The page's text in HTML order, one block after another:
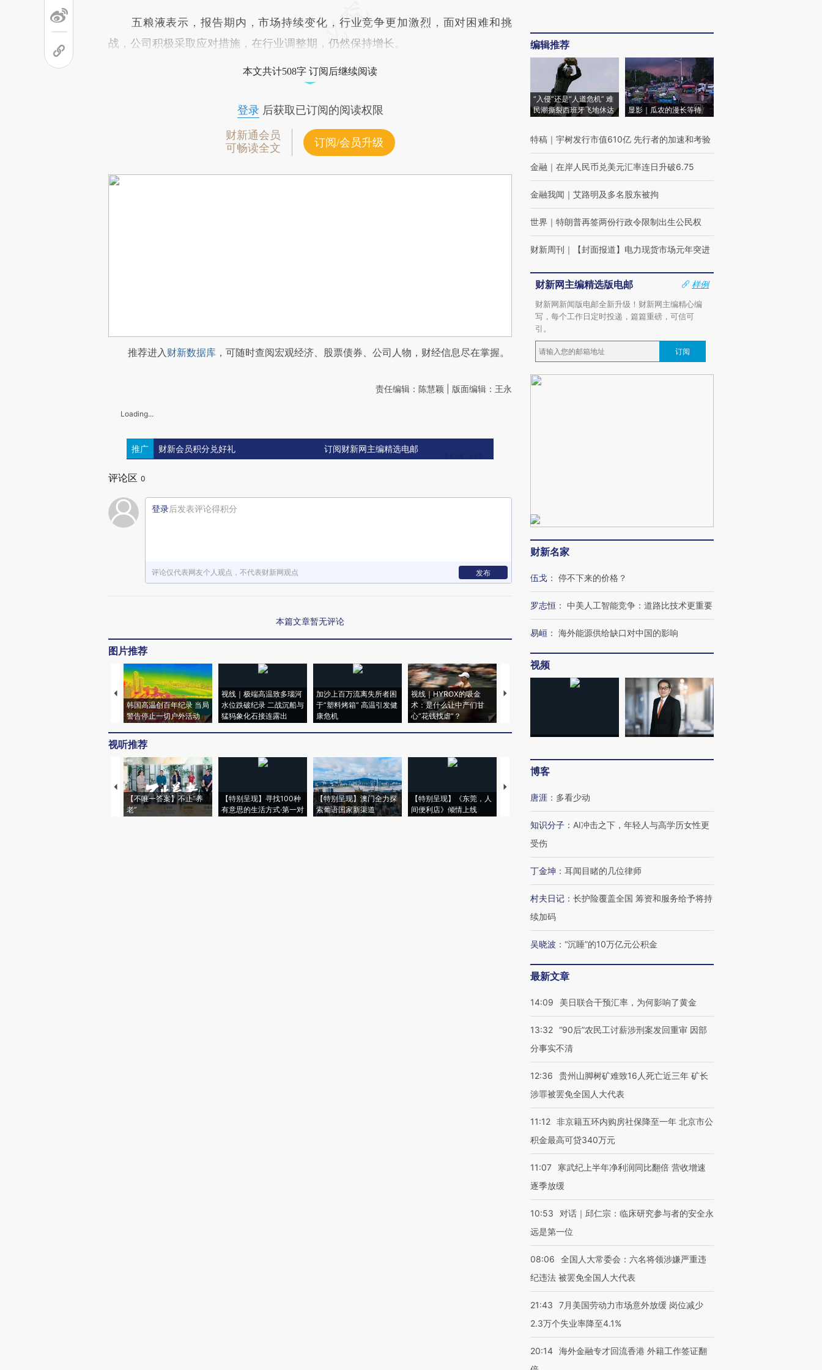
五粮液表示，报告期内，市场持续变化，行业竞争更加激烈，面对困难和挑
战，公司积极采取应对措施，在行业调整期，仍然保持增长。
本文共计508字 订阅后继续阅读
登录后获取已订阅的阅读权限
财新通会员
可畅读全文
订阅/会员升级
推荐进入财新数据库 ，可随时查阅宏观经济、股票债券、公司人物，财经信息尽在掌握。
责任编辑：陈慧颖 | 版面编辑：王永
Loading...
推广 财新会员积分兑好礼 订阅财新网主编精选电邮
评论区 0
登录后发表评论得积分
评论仅代表网友个人观点，不代表财新网观点 发布
本篇文章暂无评论
图片推荐
韩国高温创百年纪录 当局
警告停止一切户外活动
视线｜极端高温致多瑙河
水位跌破纪录 二战沉船与
猛犸象化石接连露出
加沙上百万流离失所者困
于“塑料烤箱” 高温引发健
康危机
视线｜HYROX的吸金
术：是什么让中产们甘
心“花钱找虐”？
马航飞行员跨国走私7万
视线｜被称为“蟑螂”的印
度Z世代 用街头抗争将教
育部长拱下台
视线｜“入侵”还是“人道危
飞地休达
视听推荐
【不唯一答案】不止“养
老”
【特别呈现】寻找100种
有意思的生活方式·第一对
【特别呈现】澳门全力探
索葡语国家新渠道
【特别呈现】《东莞，人
间便利店》倾情上线
【推广】走进第四届链博
会，让数智科技“链”接产
有意思的生活方式·第三对
住三大增长引擎是什么？
编辑推荐
“入侵”还是“人道危机” 难
民潮撕裂西班牙飞地休达
显影｜瓜农的漫长等待
特稿 ｜ 宇树发行市值610亿 先行者的加速和考验
金融 ｜ 在岸人民币兑美元汇率连日升破6.75
金融我闻 ｜ 艾路明及多名股东被拘
世界 ｜ 特朗普再签两份行政令限制出生公民权
财新周刊 ｜ 【封面报道】电力现货市场元年突进
财新网主编精选版电邮
样例
财新网新闻版电邮全新升级！财新网主编精心编
写，每个工作日定时投递，篇篇重磅，可信可
引。
订阅
财新名家
伍戈 ： 停不下来的价格？
罗志恒 ： 中美人工智能竞争：道路比技术更重要
易峘 ： 海外能源供给缺口对中国的影响
视频
博客
唐涯 ： 多看少动
知识分子 ： AI冲击之下，年轻人与高学历女性更
受伤
丁金坤 ： 耳闻目睹的几位律师
村夫日记 ： 长护险覆盖全国 筹资和服务给予将持
续加码
吴晓波 ： “沉睡”的10万亿元公积金
最新文章
14:09 美日联合干预汇率，为何影响了黄金
13:32 “90后”农民工讨薪涉刑案发回重审 因部
分事实不清
12:36
贵州山脚树矿难致16人死亡近三年 矿长
涉罪被罢免全国人大代表
11:12 非京籍五环内购房社保降至一年 北京市公
积金最高可贷340万元
11:07
寒武纪上半年净利润同比翻倍 营收增速
逐季放缓
10:53
对话｜邱仁宗：临床研究参与者的安全永
远是第一位
08:06
全国人大常委会：六名将领涉嫌严重违
纪违法 被罢免全国人大代表
21:43
7月美国劳动力市场意外放缓 岗位减少
2.3万个失业率降至4.1%
20:14 海外金融专才回流香港 外籍工作签证翻